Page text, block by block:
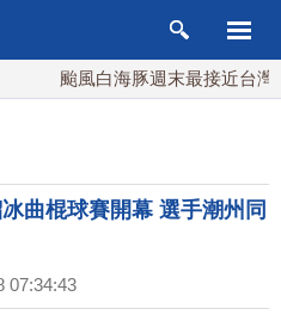
颱風白海豚週末最接近台灣
曲棍球賽開幕 選手潮州同
07:34:43